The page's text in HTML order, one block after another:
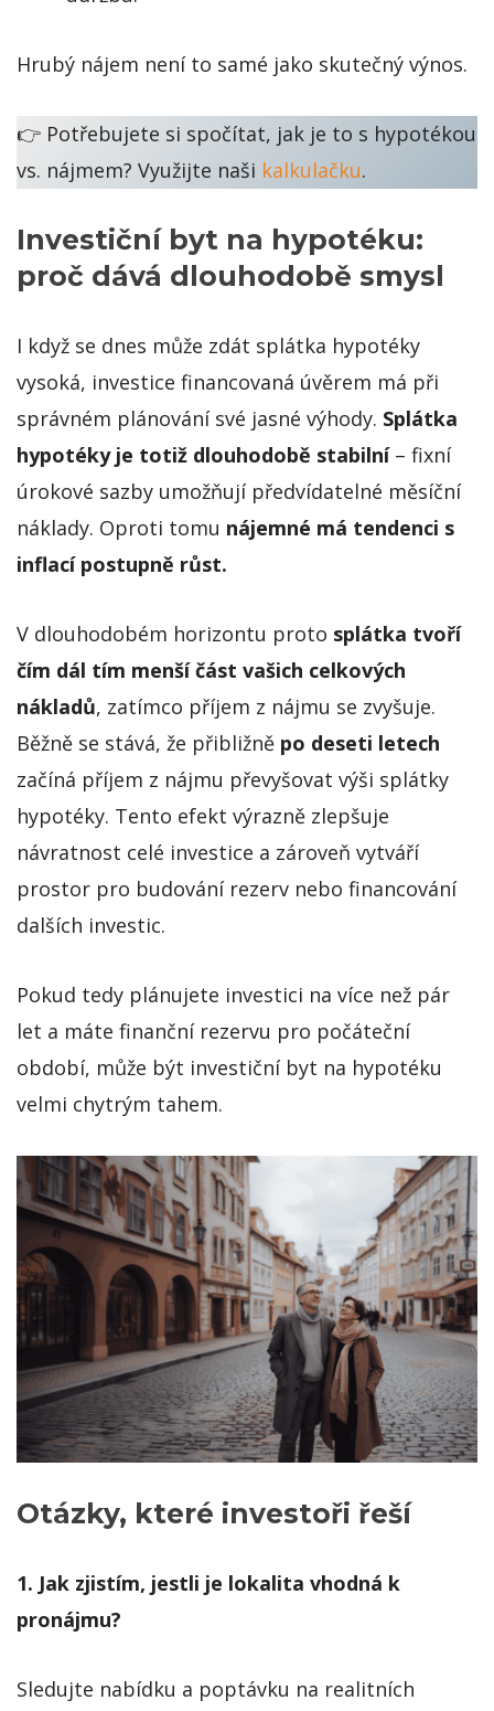
Hrubý nájem není to samé jako skutečný výnos.
👉 Potřebujete si spočítat, jak je to s hypotékou
vs. nájmem? Využijte naši kalkulačku.
Investiční byt na hypotéku:
proč dává dlouhodobě smysl
I když se dnes může zdát splátka hypotéky
vysoká, investice financovaná úvěrem má při
správném plánování své jasné výhody. Splátka
hypotéky je totiž dlouhodobě stabilní– fixní
úrokové sazby umožňují předvídatelné měsíční
náklady. Oproti tomu nájemné má tendenci s
inflací postupně růst.
V dlouhodobém horizontu proto splátka tvoří
čím dál tím menší část vašich celkových
nákladů, zatímco příjem z nájmu se zvyšuje.
Běžně se stává, že přibližně po deseti letech
začíná příjem z nájmu převyšovat výši splátky
hypotéky. Tento efekt výrazně zlepšuje
návratnost celé investice a zároveň vytváří
prostor pro budování rezerv nebo financování
dalších investic.
Pokud tedy plánujete investici na více než pár
let a máte finanční rezervu pro počáteční
období, může být investiční byt na hypotéku
velmi chytrým tahem.
Otázky, které investoři řeší
1. Jak zjistím, jestli je lokalita vhodná k
pronájmu?
Sledujte nabídku a poptávku na realitních